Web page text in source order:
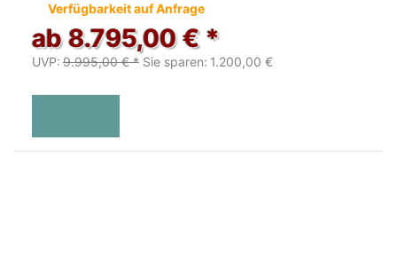
Verfügbarkeit auf Anfrage
ab 8.795,00 € *
UVP: 9.995,00 € * Sie sparen: 1.200,00 €